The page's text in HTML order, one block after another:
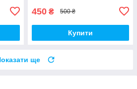
450 ₴ 500 ₴
Купити
ще